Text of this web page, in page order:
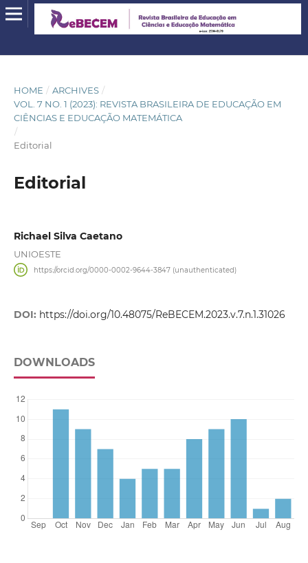
HOME / ARCHIVES /
VOL. 7 NO. 1 (2023): REVISTA BRASILEIRA DE EDUCAÇÃO EM
CIÊNCIAS E EDUCAÇÃO MATEMÁTICA
/
Editorial
Editorial
Richael Silva Caetano
UNIOESTE
https://orcid.org/0000-0002-9644-3847 (unauthenticated)
DOI: https://doi.org/10.48075/ReBECEM.2023.v.7.n.1.31026
DOWNLOADS